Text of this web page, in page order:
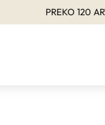
PREKO 120